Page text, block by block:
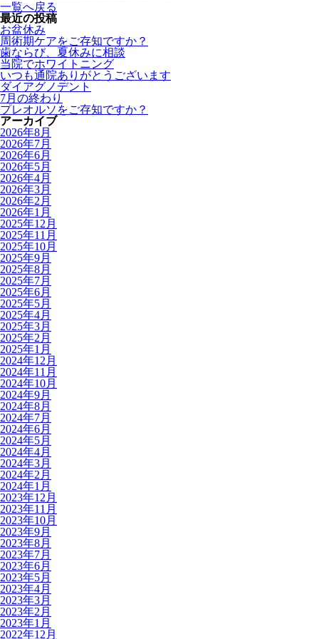
一覧へ戻る
最近の投稿
お盆休み
周術期ケアをご存知ですか？
歯ならび、夏休みに相談
当院でホワイトニング
いつも通院ありがとうございます
ダイアグノデント
7月の終わり
プレオルソをご存知ですか？
アーカイブ
2026年8月
2026年7月
2026年6月
2026年5月
2026年4月
2026年3月
2026年2月
2026年1月
2025年12月
2025年11月
2025年10月
2025年9月
2025年8月
2025年7月
2025年6月
2025年5月
2025年4月
2025年3月
2025年2月
2025年1月
2024年12月
2024年11月
2024年10月
2024年9月
2024年8月
2024年7月
2024年6月
2024年5月
2024年4月
2024年3月
2024年2月
2024年1月
2023年12月
2023年11月
2023年10月
2023年9月
2023年8月
2023年7月
2023年6月
2023年5月
2023年4月
2023年3月
2023年2月
2023年1月
2022年12月